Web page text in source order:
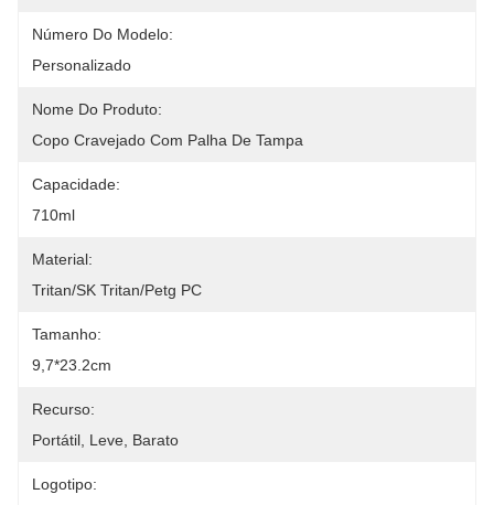
Número Do Modelo:
Personalizado
Nome Do Produto:
Copo Cravejado Com Palha De Tampa
Capacidade:
710ml
Material:
Tritan/SK Tritan/Petg PC
Tamanho:
9,7*23.2cm
Recurso:
Portátil, Leve, Barato
Logotipo: